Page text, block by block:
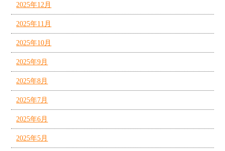
2025年12月
2025年11月
2025年10月
2025年9月
2025年8月
2025年7月
2025年6月
2025年5月